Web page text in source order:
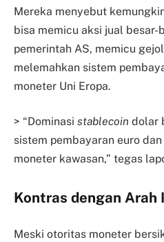
Mereka menyebut
bisa memicu aksi jual
pemerintah AS, memicu
melemahkan sistem
moneter Uni Eropa.
> “Dominasi stablecoin dolar
sistem pembayaran euro
moneter kawasan,” tegas
Kontras dengan
Meski otoritas moneter